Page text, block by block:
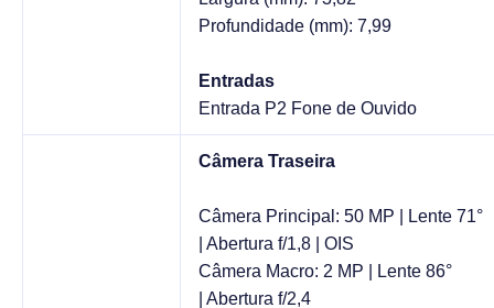
Profundidade (mm): 7,99
Entradas
Entrada P2 Fone de Ouvido
Câmera Traseira
Câmera Principal: 50 MP | Lente 71°
| Abertura f/1,8 | OIS
Câmera Macro: 2 MP | Lente 86°
| Abertura f/2,4